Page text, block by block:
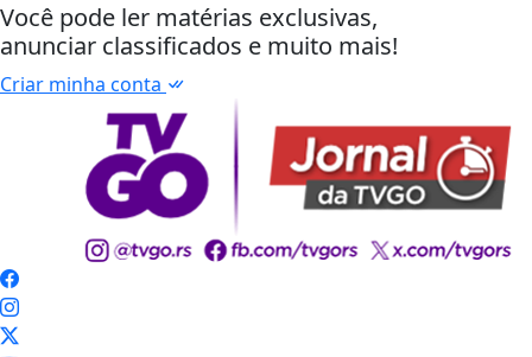
Você pode ler matérias exclusivas,
anunciar classificados e muito mais!
Criar minha conta